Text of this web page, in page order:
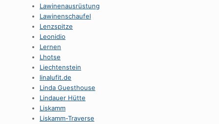
Lawinenausrüstung
Lawinenschaufel
Lenzspitze
Leonidio
Lernen
Lhotse
Liechtenstein
linalufit.de
Linda Guesthouse
Lindauer Hütte
Liskamm
Liskamm-Traverse